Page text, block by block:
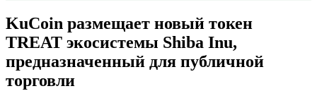
KuCoin размещает новый токен
TREAT экосистемы Shiba Inu,
предназначенный для публичной
торговли